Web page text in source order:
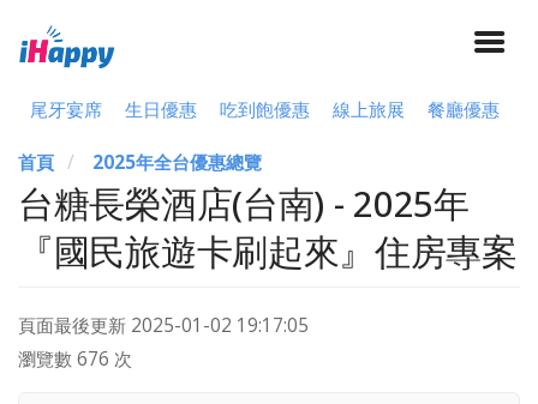
尾牙宴席 生日優惠 吃到飽優惠 線上旅展 餐廳優惠
首頁 2025年全台優惠總覽
台糖長榮酒店(台南) - 2025年
『國民旅遊卡刷起來』住房專案
頁面最後更新 2025-01-02 19:17:05
瀏覽數 676 次